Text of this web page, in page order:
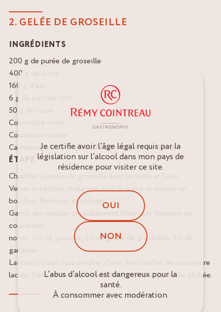
2. GELÉE DE GROSEILLE
INGRÉDIENTS
200 g de purée de groseille
400 g de sucre
160 g d’eau
6 g de pectine NH
50 g de sucre
Couverture noire
Couverture lactée
Canneberge ou une groseille séchée pour le décor
ÉTAPE
Chauffer la purée de groseille avec le sucre et l’eau.
Verser la pectine, mélanger avec le sucre et donner un
bouillon. Refroidir et utiliser.
Garnir des moules préalablement chemisés finement en
couverture
noire : 1/3 de ganache, 1/3 de gelée de groseilles, 1/3 de
ganache.
Laisser croûter puis enrober d’une fine couche de couverture
lactée. Décorer avec une canneberge ou une groseille séchée.
Je certifie avoir l’âge légal requis par la
législation sur l’alcool dans mon pays de
résidence pour visiter ce site.
OUI
NON
L’abus d’alcool est dangereux pour la
santé.
À consommer avec modération.